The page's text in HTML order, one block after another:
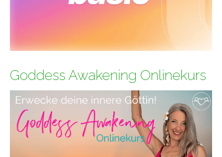
Goddess Awakening Onlinekurs